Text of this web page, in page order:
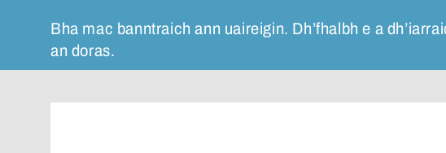
Bha mac banntraich ann uaireigin. Dh’fhalbh e a
an doras.